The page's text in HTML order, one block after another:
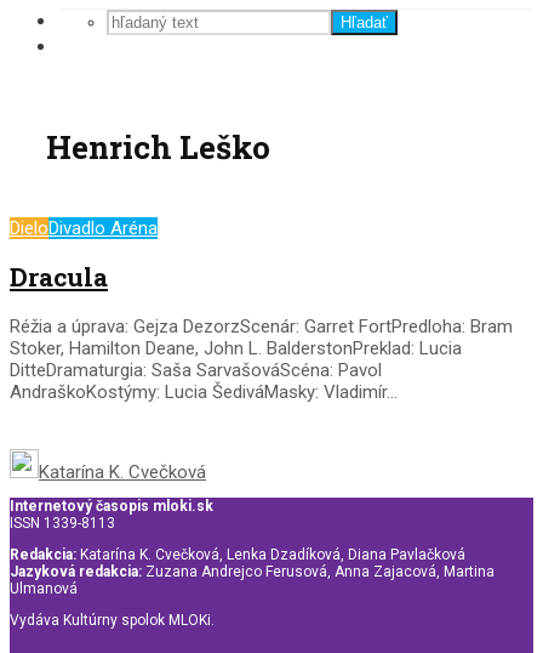
Hľadať
Henrich Leško
DieloDivadlo Aréna
Dracula
Réžia a úprava: Gejza DezorzScenár: Garret FortPredloha: Bram
Stoker, Hamilton Deane, John L. BalderstonPreklad: Lucia
DitteDramaturgia: Saša SarvašováScéna: Pavol
AndraškoKostýmy: Lucia ŠediváMasky: Vladimír...
Katarína K. Cvečková
Internetový časopis mloki.sk
ISSN 1339-8113
Redakcia: Katarína K. Cvečková, Lenka Dzadíková, Diana Pavlačková
Jazyková redakcia: Zuzana Andrejco Ferusová, Anna Zajacová, Martina
Ulmanová
Vydáva Kultúrny spolok MLOKi.